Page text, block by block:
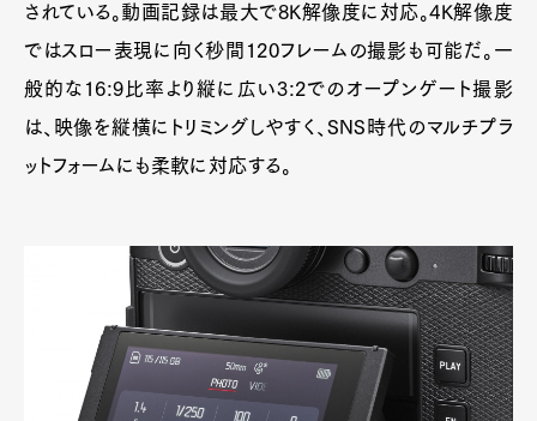
されている。動画記録は最大で8K解像度に対応。4K解像度
ではスロー表現に向く秒間120フレームの撮影も可能だ。一
般的な16:9比率より縦に広い3:2でのオープンゲート撮影
は、映像を縦横にトリミングしやすく、SNS時代のマルチプラ
ットフォームにも柔軟に対応する。